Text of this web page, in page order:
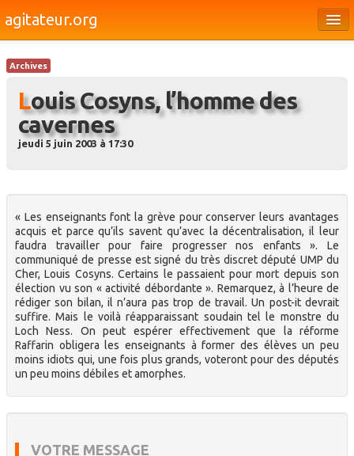
agitateur.org
Société
Culture
Brèves
Archives
Louis Cosyns, l’homme des
cavernes
jeudi 5 juin 2003 à 17:30
« Les enseignants font la grève pour conserver leurs avantages
acquis et parce qu’ils savent qu’avec la décentralisation, il leur
faudra travailler pour faire progresser nos enfants ». Le
communiqué de presse est signé du très discret député UMP du
Cher, Louis Cosyns. Certains le passaient pour mort depuis son
élection vu son « activité débordante ». Remarquez, à l’heure de
rédiger son bilan, il n’aura pas trop de travail. Un post-it devrait
suffire. Mais le voilà réapparaissant soudain tel le monstre du
Loch Ness. On peut espérer effectivement que la réforme
Raffarin obligera les enseignants à former des élèves un peu
moins idiots qui, une fois plus grands, voteront pour des députés
un peu moins débiles et amorphes.
VOTRE MESSAGE